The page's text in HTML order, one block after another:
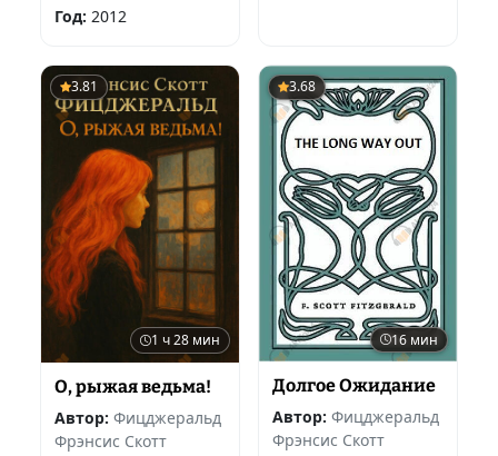
Год: 2012
3.81
1 ч 28 мин
О, рыжая ведьма!
Автор: Фицджеральд
Фрэнсис Скотт
3.68
16 мин
Долгое Ожидание
Автор: Фицджеральд
Фрэнсис Скотт